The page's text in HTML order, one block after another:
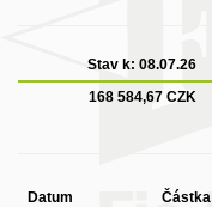
Stav k: 08.07.26
168 584,67 CZK
Datum Částka